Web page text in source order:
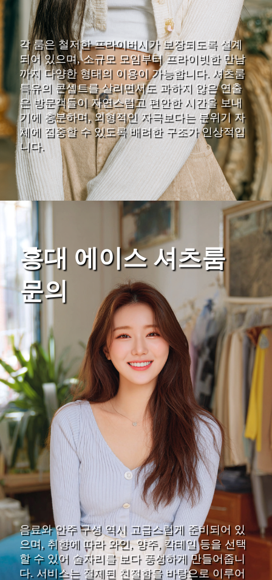
각 룸은 철저한 프라이버시가 보장되도록 설계
되어 있으며, 소규모 모임부터 프라이빗한 만남
까지 다양한 형태의 이용이 가능합니다. 셔츠룸
특유의 콘셉트를 살리면서도 과하지 않은 연출
은 방문객들이 자연스럽고 편안한 시간을 보내
기에 충분하며, 외형적인 자극보다는 분위기 자
체에 집중할 수 있도록 배려한 구조가 인상적입
니다.
홍대 에이스 셔츠룸
문의
음료와 안주 구성 역시 고급스럽게 준비되어 있
으며, 취향에 따라 와인, 양주, 칵테일 등을 선택
할 수 있어 술자리를 보다 풍성하게 만들어줍니
다. 서비스는 절제된 친절함을 바탕으로 이루어